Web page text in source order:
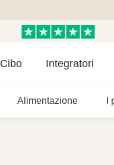
Cibo Integratori
Alimentazione